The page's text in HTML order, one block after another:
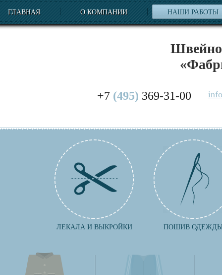
ГЛАВНАЯ О КОМПАНИИ НАШИ РАБОТЫ
+7 (495) 369-31-00
ЛЕКАЛА И ВЫКРОЙКИ ПОШИВ